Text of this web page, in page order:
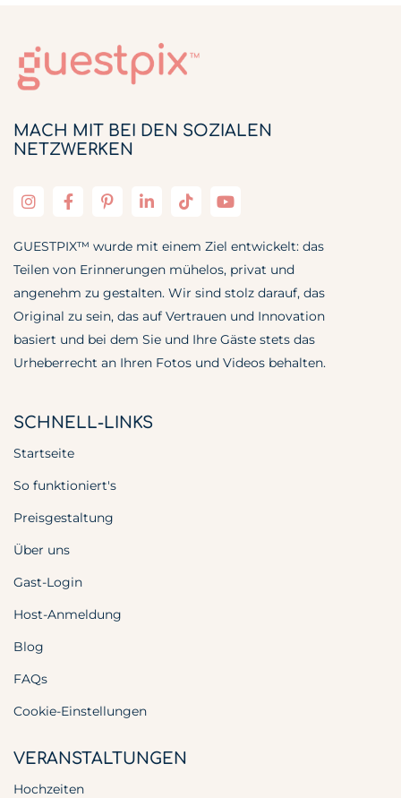
MACH MIT BEI DEN SOZIALEN
NETZWERKEN
GUESTPIX™ wurde mit einem Ziel entwickelt: das
Teilen von Erinnerungen mühelos, privat und
angenehm zu gestalten. Wir sind stolz darauf, das
Original zu sein, das auf Vertrauen und Innovation
basiert und bei dem Sie und Ihre Gäste stets das
Urheberrecht an Ihren Fotos und Videos behalten.
SCHNELL-LINKS
Startseite
So funktioniert's
Preisgestaltung
Über uns
Gast-Login
Host-Anmeldung
Blog
FAQs
Cookie-Einstellungen
VERANSTALTUNGEN
Hochzeiten